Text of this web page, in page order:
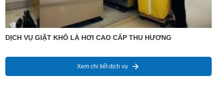
DỊCH VỤ GIẶT KHÔ LÀ HƠI CAO CẤP THU HƯƠNG
Xem chi tiết dịch vụ